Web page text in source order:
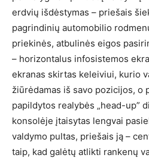
erdvių išdėstymas – priešais
pagrindinių automobilio
priekinės, atbulinės eigos
– horizontalus infosistemos
ekranas skirtas keleiviui, kurio
žiūrėdamas iš savo pozicijos, o
papildytos realybės „head-up”
konsolėje įtaisytas lengvai
valdymo pultas, priešais ją –
taip, kad galėtų atlikti rankenų